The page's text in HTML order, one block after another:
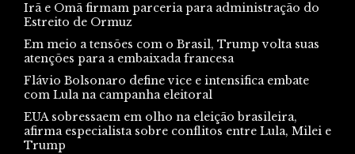
Irã e Omã firmam parceria para administração do
Estreito de Ormuz
Em meio a tensões com o Brasil, Trump volta suas
atenções para a embaixada francesa
Flávio Bolsonaro define vice e intensifica embate
com Lula na campanha eleitoral
EUA sobressaem em olho na eleição brasileira,
afirma especialista sobre conflitos entre Lula, Milei e
Trump